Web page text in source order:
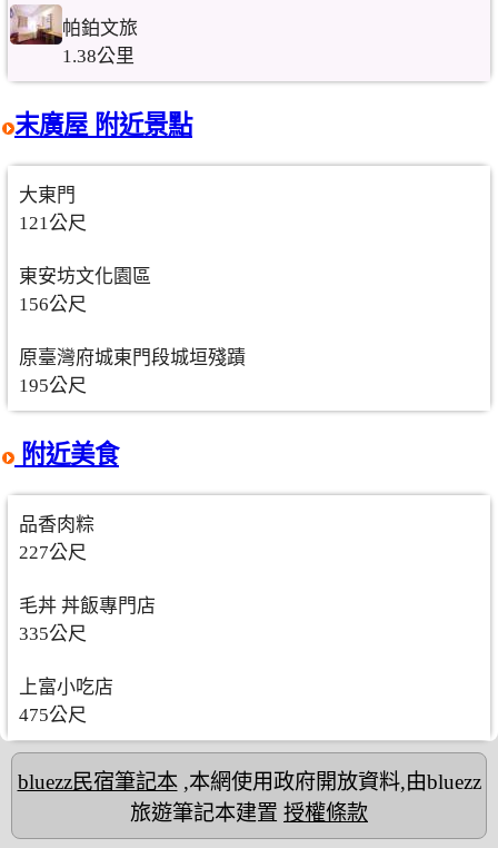
帕鉑文旅
1.38公里
末廣屋 附近景點
大東門
121公尺
東安坊文化園區
156公尺
原臺灣府城東門段城垣殘蹟
195公尺
附近美食
品香肉粽
227公尺
毛丼 丼飯專門店
335公尺
上富小吃店
475公尺
bluezz民宿筆記本,本網使用政府開放資料,由bluezz
旅遊筆記本建置 授權條款